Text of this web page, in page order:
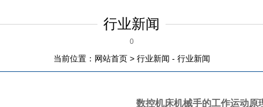
行业新闻
0
当前位置： 网站首页> 行业新闻 - 行业新闻
数控机床机械手的工作运动原